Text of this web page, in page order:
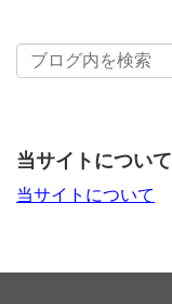
当サイトについて
当サイトについて